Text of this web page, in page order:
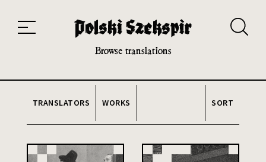
20th and 21st century module
Browse translations
TRANSLATORS WORKS SORT